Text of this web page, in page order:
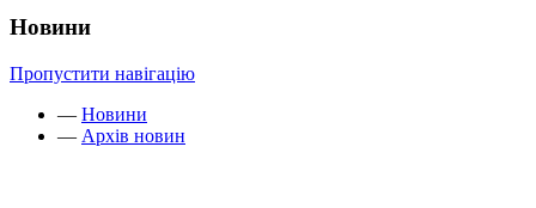
Новини
Пропустити навігацію
— Новини
— Архів новин